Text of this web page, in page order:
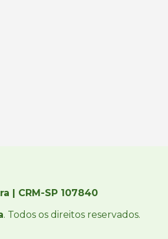
| CRM-SP 107840
. Todos os direitos reservados.